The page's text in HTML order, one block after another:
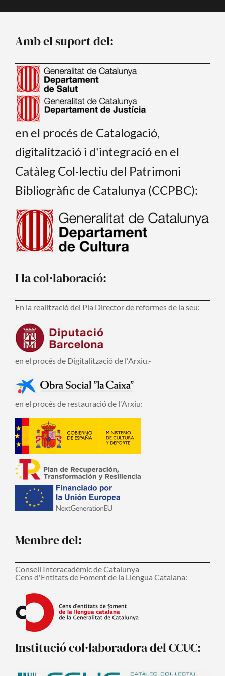
k
Amb el suport del:
en el procés de Catalogació,
digitalització i d'integració en el
Catàleg Col·lectiu del Patrimoni
Bibliogràfic de Catalunya (CCPBC):
I la col·laboració:
En la realització del Pla Director de reformes de la seu:
en el procés de Digitalització de l'Arxiu.-
en el procés de restauració de l'Arxiu:
Membre del:
Consell Interacadèmic de Catalunya
Cens d'Entitats de Foment de la Llengua Catalana:
Institució col·laboradora del CCUC: